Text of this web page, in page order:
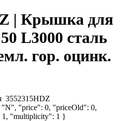
| Крышка для
L3000 сталь
гор. оцинк.
3552315HDZ
"price": 0, "priceOld": 0,
1, "multiplicity": 1 }